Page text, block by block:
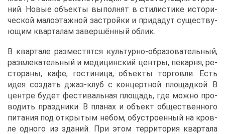
ний. Но­вые объ­ек­ты вы­пол­нят в сти­ли­сти­ке ис­то­ри­
че­ской ма­ло­этаж­ной за­строй­ки и при­да­дут су­ще­ству­
ю­щим квар­та­лам за­вер­шён­ный об­лик.
В квар­та­ле раз­ме­стят­ся куль­тур­но-об­ра­зо­ва­тель­ный,
раз­вле­ка­тель­ный и ме­ди­цин­ский цен­тры, пе­кар­ня, ре­
сто­ра­ны, ка­фе, го­сти­ни­ца, объ­ек­ты тор­гов­ли. Есть
идея со­здать джаз-клуб с кон­церт­ной пло­щад­кой. В
цен­тре бу­дет фе­сти­валь­ная пло­щадь, где мож­но про­
во­дить празд­ни­ки. В пла­нах и объ­ект об­ще­ствен­но­го
пи­та­ния под от­кры­тым небом, обу­стро­ен­ный на кров­
ле од­но­го из зда­ний. При этом тер­ри­то­рия квар­та­ла